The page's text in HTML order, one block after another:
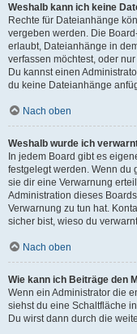
Weshalb kann ich keine
Rechte für Dateianhänge
vergeben werden. Die
erlaubt, Dateianhänge in
verfassen möchtest, oder
Du kannst einen
du keine Dateianhänge
Nach oben
Weshalb wurde ich
In jedem Board gibt es
festgelegt werden. Wenn du
sie dir eine Verwarnung
Administration dieses
Verwarnung zu tun hat.
sicher bist, wieso du
Nach oben
Wie kann ich Beiträge den
Wenn ein Administrator die
siehst du eine Schaltfläche
Du wirst dann durch die